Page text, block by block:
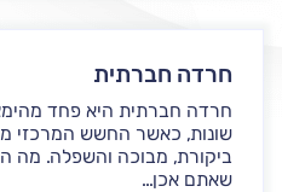
חרדה חברתית
חרדה חברתית היא פחד
שונות, כאשר החשש המרכזי
ביקורת, מבוכה והשפלה. מה
שאתם אכן...